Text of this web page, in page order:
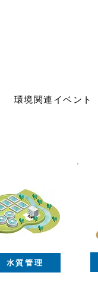
環境関連イベント
水質管理